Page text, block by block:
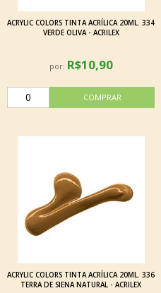
ACRYLIC COLORS TINTA ACRÍLICA 20ML. 334
VERDE OLIVA - ACRILEX
por: R$10,90
ACRYLIC COLORS TINTA ACRÍLICA 20ML. 336
TERRA DE SIENA NATURAL - ACRILEX